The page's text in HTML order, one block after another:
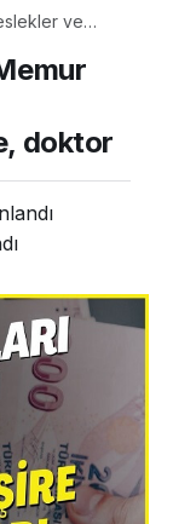
ve
ne kadar
|
doktor
doktor